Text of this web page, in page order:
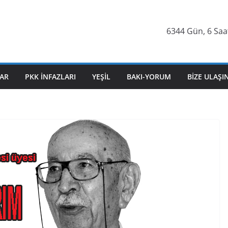
6344 Gün, 6
PKK İNFAZLARI YEŞIL BAKI-YORUM BIZE